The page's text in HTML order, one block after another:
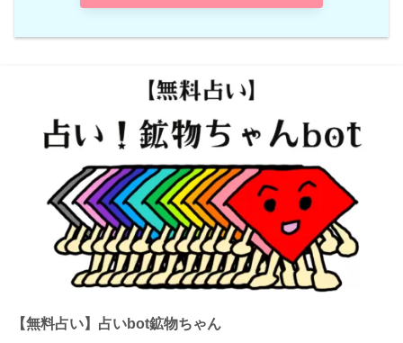
【無料占い】占いbot鉱物ちゃん